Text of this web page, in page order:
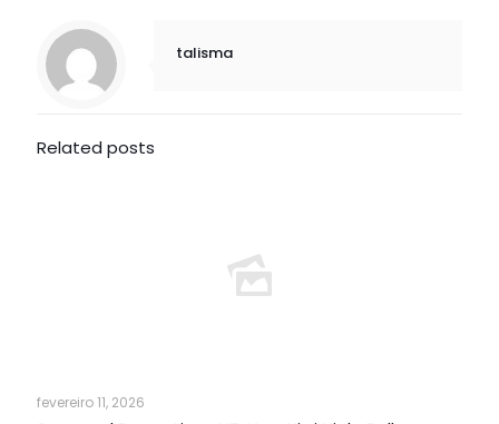
talisma
Related posts
fevereiro 11, 2026